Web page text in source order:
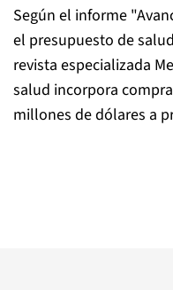
Según el informe
el presupuesto de
revista especializada
salud incorpora
millones de dólares a